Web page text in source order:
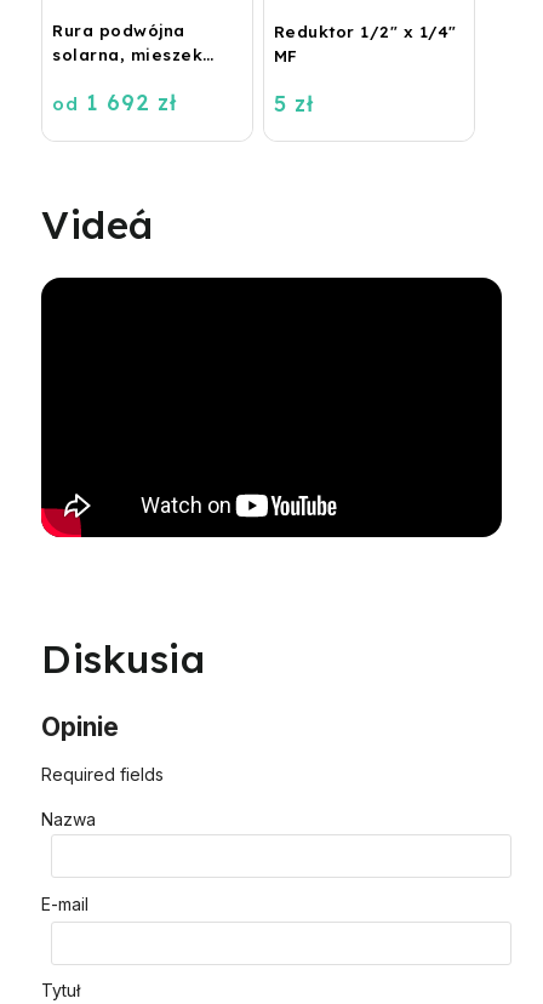
Rura podwójna
solarna, mieszek
od 1 692 zł
Reduktor 1/2" x 1/4"
MF
5 zł
Videá
Diskusia
Opinie
Required fields
Nazwa
E-mail
Tytuł